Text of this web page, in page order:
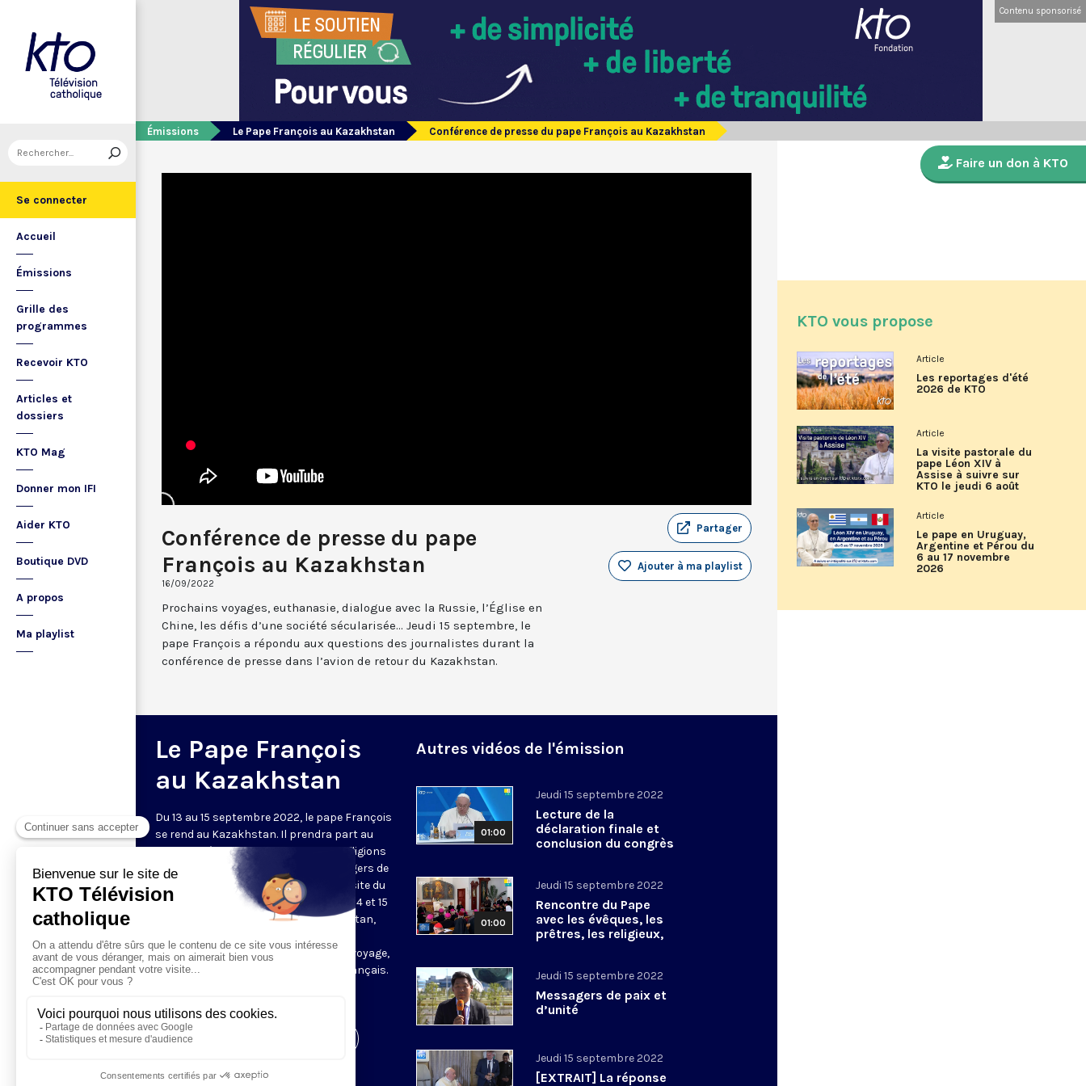
Se connecter
Accueil
Émissions
Grille des
programmes
Recevoir KTO
Articles et
dossiers
KTO Mag
Donner mon IFI
Aider KTO
Boutique DVD
A propos
Ma playlist
Contenu sponsorisé
Émissions Le Pape François au Kazakhstan Conférence de presse du pape François au Kazakhstan
Conférence de presse du pape
François au Kazakhstan
16/09/2022
Partager
Ajouter à ma playlist
Prochains voyages, euthanasie, dialogue avec la Russie, l’Église en
Chine, les défis d’une société sécularisée... Jeudi 15 septembre, le
pape François a répondu aux questions des journalistes durant la
conférence de presse dans l’avion de retour du Kazakhstan.
Le Pape François
au Kazakhstan
Du 13 au 15 septembre 2022, le pape François
se rend au Kazakhstan. Il prendra part au
VIIe Congrès des responsables des religions
mondiales et traditionnelles. « Messagers de
paix et d’unité », voilà la devise de la visite du
pape François au Kazakhstan. Les 13, 14 et 15
septembre, le Saint-Père est à Nur-Sultan,
Kazakhstan. Retrouvez les étapes du voyage,
les flashs et les directs, traduits en français.
Visiter la page de l'émission
Autres vidéos de l'émission
01:00
Jeudi 15 septembre 2022
Lecture de la
déclaration finale et
conclusion du congrès
01:00
Jeudi 15 septembre 2022
Rencontre du Pape
avec les évêques, les
prêtres, les religieux,
Jeudi 15 septembre 2022
Messagers de paix et
d’unité
Jeudi 15 septembre 2022
[EXTRAIT] La réponse
Faire un don à KTO
KTO vous propose
Article
Les reportages d'été
2026 de KTO
Article
La visite pastorale du
pape Léon XIV à
Assise à suivre sur
KTO le jeudi 6 août
Article
Le pape en Uruguay,
Argentine et Pérou du
6 au 17 novembre
2026